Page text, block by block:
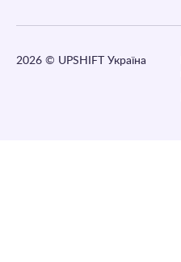
2026 © UPSHIFT Україна